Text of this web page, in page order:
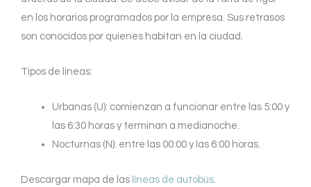
en los horarios programados por la empresa. Sus retrasos
son conocidos por quienes habitan en la ciudad.
Tipos de líneas:
Urbanas (U): comienzan a funcionar entre las 5:00 y
las 6:30 horas y terminan a medianoche.
Nocturnas (N): entre las 00:00 y las 6:00 horas.
Descargar mapa de las líneas de autobús